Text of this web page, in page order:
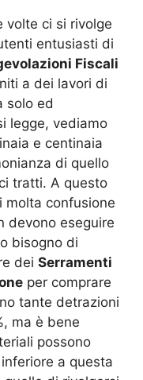
volte ci si rivolge
entusiasti di
Fiscali
a dei lavori di
solo ed
legge, vediamo
e centinaia
di quello
tratti. A questo
molta confusione
devono eseguire
bisogno di
dei Serramenti
per comprare
tante detrazioni
ma è bene
possono
a questa